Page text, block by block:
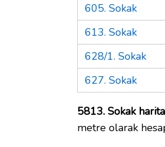
605. Sokak
613. Sokak
628/1. Sokak
627. Sokak
5813. Sokak
metre olarak